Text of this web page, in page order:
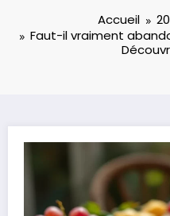
Accueil
Faut-il vraiment